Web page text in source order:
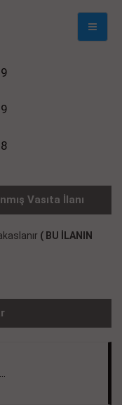
Mobil
Vasıta İlanı
( BU İLANIN